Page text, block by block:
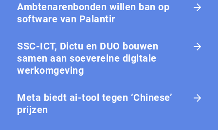
Ambtenarenbonden willen ban op
software van Palantir
SSC-ICT, Dictu en DUO bouwen
samen aan soevereine digitale
werkomgeving
Meta biedt ai-tool tegen ‘Chinese’
prijzen